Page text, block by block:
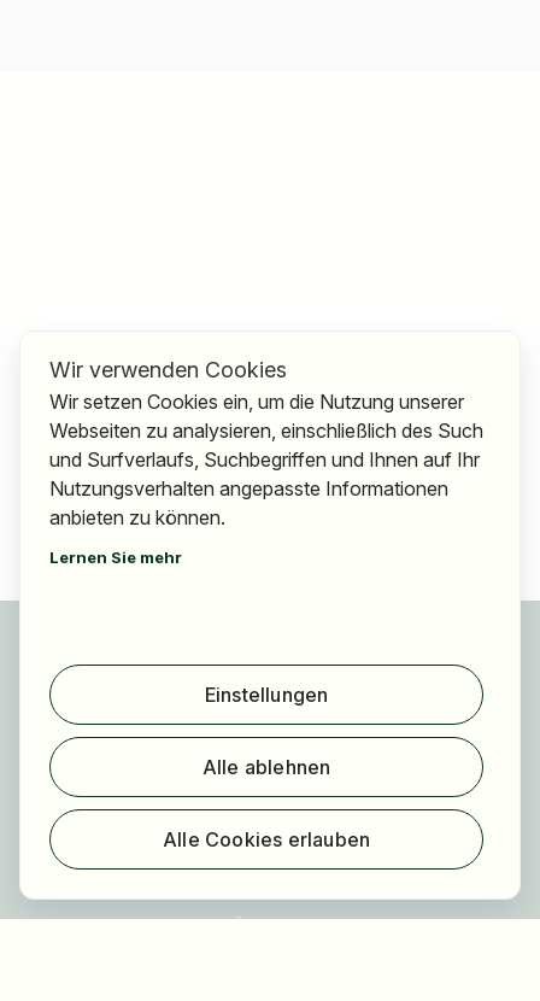
Jobs finden
Arbeitgeber finden
Registrierung
Für Arbeitgeber
Über uns
Wir verwenden Cookies
Wir setzen Cookies ein, um die Nutzung unserer
Webseiten zu analysieren, einschließlich des Such
und Surfverlaufs, Suchbegriffen und Ihnen auf Ihr
Nutzungsverhalten angepasste Informationen
anbieten zu können.
Lernen Sie mehr
Einstellungen
Alle ablehnen
Alle Cookies erlauben